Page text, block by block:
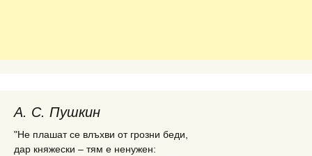
А. С. Пушкин
"Не плашат се влъхви от грозни беди,
дар княжески – тям е ненужен: